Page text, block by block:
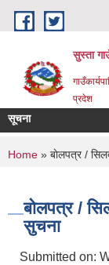
Skip to main content
सुस्ता
प्रदेश
सूचना
You are
Home » बाेलपत्र /
बाेलपत्र /
सुचना
Submitted on: